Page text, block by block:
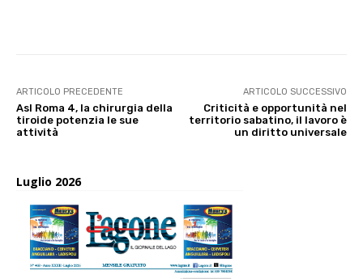
ARTICOLO PRECEDENTE
Asl Roma 4, la chirurgia della
tiroide potenzia le sue
attività
ARTICOLO SUCCESSIVO
Criticità e opportunità nel
territorio sabatino, il lavoro è
un diritto universale
Luglio 2026